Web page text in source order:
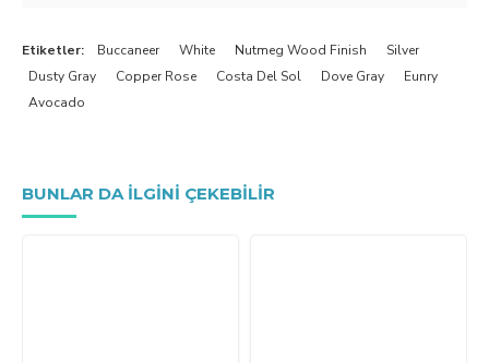
Etiketler: Buccaneer White Nutmeg Wood Finish
Silver
Dusty Gray
Copper Rose Costa Del Sol Dove Gray
Eunry
Avocado
BUNLAR DA ILGINI ÇEKEBILIR